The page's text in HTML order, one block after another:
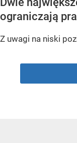
ograniczają
Z uwagi na niski